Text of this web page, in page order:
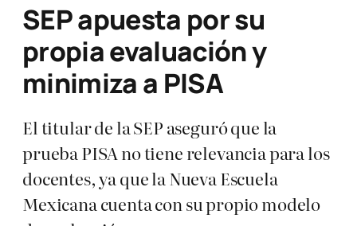
SEP apuesta por su
propia evaluación y
minimiza a PISA
El titular de la SEP aseguró que la
prueba PISA no tiene relevancia para los
docentes, ya que la Nueva Escuela
Mexicana cuenta con su propio modelo